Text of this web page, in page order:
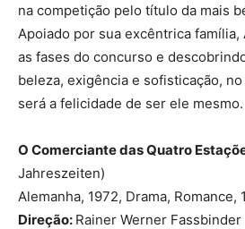
na competição pelo título da mais
Apoiado por sua excêntrica
as fases do concurso e
beleza, exigência e sofisticação,
será a felicidade de ser ele mesmo.
O Comerciante das Quatro
Jahreszeiten)
Alemanha, 1972, Drama, Romance,
Direção: Rainer Werner Fassbinder